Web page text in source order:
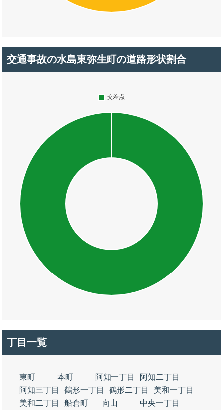
交通事故の水島東弥生町の道路形状割合
丁目一覧
東町 本町 阿知一丁目
阿知二丁目
阿知三丁目
鶴形一丁目 鶴形二丁目
美和一丁目
美和二丁目
船倉町 向山 中央一丁目